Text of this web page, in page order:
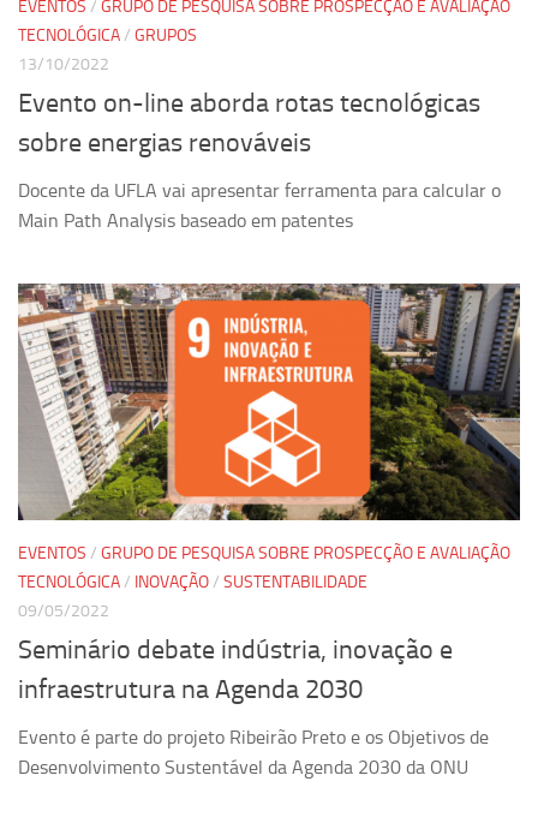
Revista Estudos Avançados
Espaço Cultural
Contato
Newsletter
EVENTOS / GRUPO DE PESQUISA SOBRE PROSPECÇÃO E AVALIAÇÃO
TECNOLÓGICA/ GRUPOS
13/10/2022
Evento on-line aborda rotas tecnológicas
sobre energias renováveis
Docente da UFLA vai apresentar ferramenta para calcular o
Main Path Analysis baseado em patentes
EVENTOS / GRUPO DE PESQUISA SOBRE PROSPECÇÃO E AVALIAÇÃO
TECNOLÓGICA/ INOVAÇÃO/ SUSTENTABILIDADE
09/05/2022
Seminário debate indústria, inovação e
infraestrutura na Agenda 2030
Evento é parte do projeto Ribeirão Preto e os Objetivos de
Desenvolvimento Sustentável da Agenda 2030 da ONU